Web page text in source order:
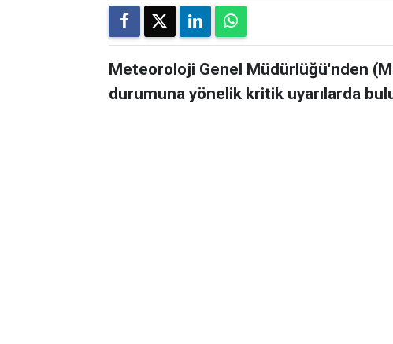
Meteoroloji Genel Müdürlüğü'nden
durumuna yönelik kritik uyarılarda